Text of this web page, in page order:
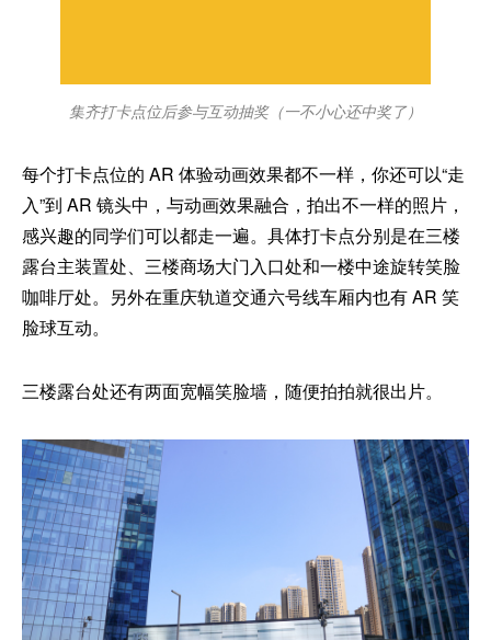
集齐打卡点位后参与互动抽奖（一不小心还中奖了）
每个打卡点位的 AR 体验动画效果都不一样，你还可以“走
入”到 AR 镜头中，与动画效果融合，拍出不一样的照片，
感兴趣的同学们可以都走一遍。具体打卡点分别是在三楼
露台主装置处、三楼商场大门入口处和一楼中途旋转笑脸
咖啡厅处。另外在重庆轨道交通六号线车厢内也有 AR 笑
脸球互动。
三楼露台处还有两面宽幅笑脸墙，随便拍拍就很出片。